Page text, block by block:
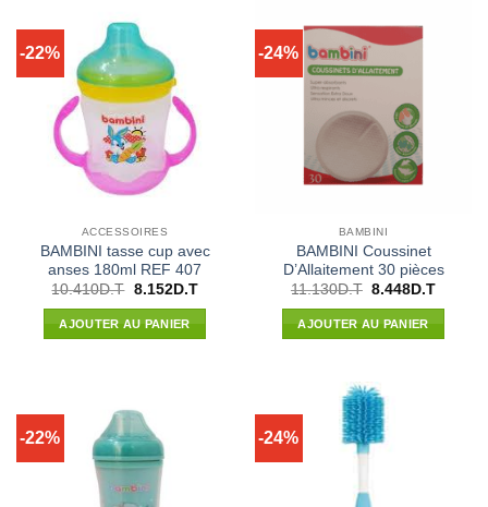
-22%
ACCESSOIRES
BAMBINI tasse cup avec
anses 180ml REF 407
10.410D.T Le
initial
était :
8.152D.TLe
AJOUTER AU PANIER
-24%
BAMBINI
BAMBINI Coussinet
D’Allaitement 30 pièces
11.130D.T Le
initial
était :
8.448 D.TLe
AJOUTER AU PANIER
-22% -24%